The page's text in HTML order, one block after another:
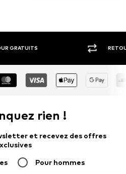
GRATUITS
rien !
et recevez des offres
Pour hommes